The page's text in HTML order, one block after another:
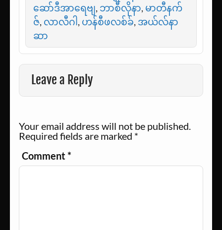
ဆော်ဒီအာရေဗျ, ဘာစီလိုနာ, မာတီနက်
ဇ်, လာလီဂါ , ဟန်စီဖလစ်ခ်, အယ်လ်နာ
ဆာ
Leave a Reply
Your email address will not be published.
Required fields are marked *
Comment *